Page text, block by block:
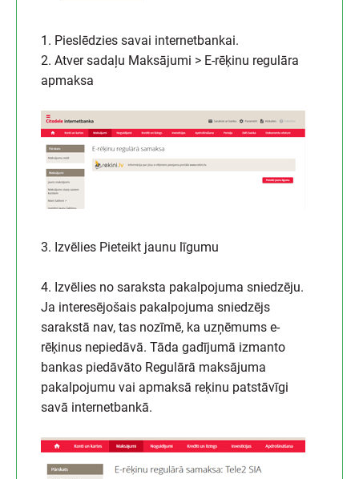
1. Pieslēdzies savai internetbankai.
2. Atver sadaļu Maksājumi > E-rēķinu regulāra
apmaksa
3. Izvēlies Pieteikt jaunu līgumu
4. Izvēlies no saraksta pakalpojuma sniedzēju.
Ja interesējošais pakalpojuma sniedzējs
sarakstā nav, tas nozīmē, ka uzņēmums e-
rēķinus nepiedāvā. Tāda gadījumā izmanto
bankas piedāvāto Regulārā maksājuma
pakalpojumu vai apmaksā reķinu patstāvīgi
savā internetbankā.